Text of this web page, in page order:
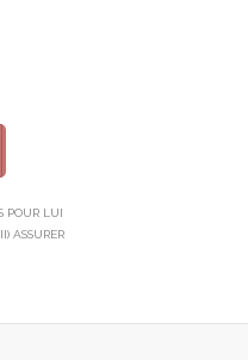
POUR LUI
ASSURER